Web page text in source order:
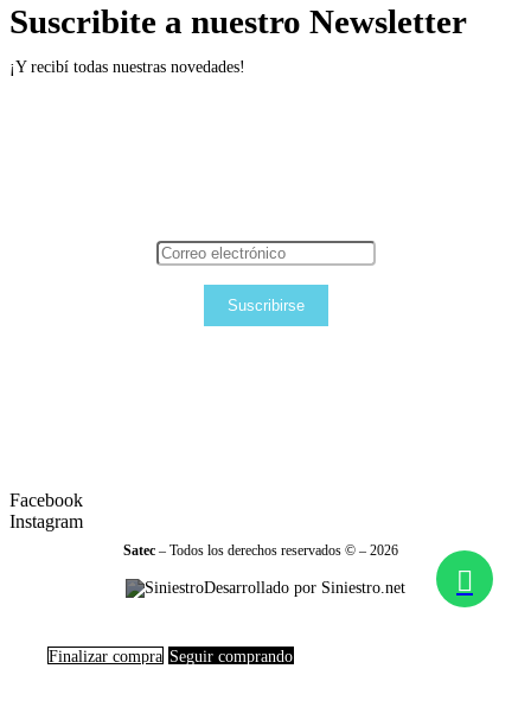
Suscribite a nuestro Newsletter
¡Y recibí todas nuestras novedades!
Suscribirse
Facebook
Instagram
Satec – Todos los derechos reservados © – 2026
Desarrollado por Siniestro.net
Finalizar compra Seguir comprando